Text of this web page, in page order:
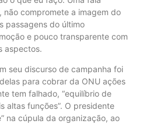
compromete a imagem do
passagens do último
e pouco transparente com
aspectos.
seu discurso de campanha foi
para cobrar da ONU ações
tem falhado, “equilíbrio de
altas funções”. O presidente
na cúpula da organização, ao